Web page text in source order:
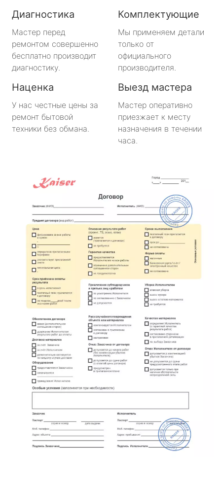
Диагностика
Мастер перед
ремонтом совершенно
бесплатно производит
диагностику.
Комплектующие
Мы применяем детали
только от
официального
производителя.
Наценка
У нас честные цены за
ремонт бытовой
техники без обмана.
Выезд мастера
Мастер оперативно
приезжает к месту
назначения в течении
часа.